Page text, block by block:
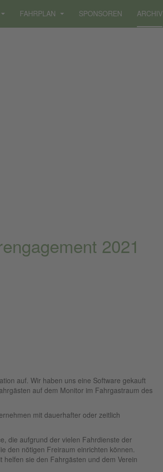
FAHRPLAN SPONSOREN ARCHIV
2021
auf. Wir haben uns eine Software gekauft
auf dem Monitor im Fahrgastraum des
mit dauerhafter oder zeitlich
die aufgrund der vielen Fahrdienste der
den nötigen Freiraum einrichten können.
sie den Fahrgästen und dem Verein